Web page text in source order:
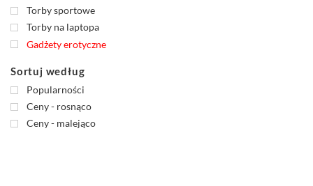
Torby sportowe
Torby na laptopa
Sortuj według
Popularności
Ceny - rosnąco
Ceny - malejąco
Gadżety erotyczne